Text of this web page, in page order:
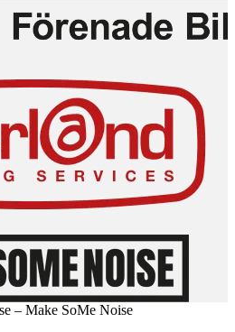
– Make SoMe Noise